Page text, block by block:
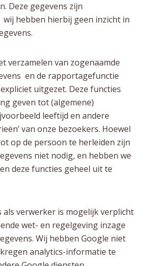
Deze gegevens zijn
hebben hierbij geen inzicht in
verzamelen van zogenaamde
en de rapportagefunctie
uitgezet. Deze functies
geven tot (algemene)
leeftijd en andere
van onze bezoekers. Hoewel
op de persoon te herleiden zijn
niet nodig, en hebben we
deze functies geheel uit te
als verwerker is mogelijk verplicht
wet- en regelgeving inzage
Wij hebben Google niet
analytics-informatie te